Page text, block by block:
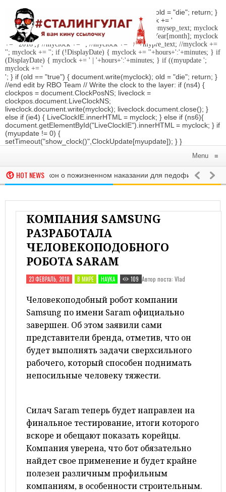
'; } if (old == "true") { document.write(myclock); old = "die"; return; }
//Date-Time if (StyleDate) { myclock = ''; myclock += '
'; if (DisplayDate) { myclock += ' '; //myclock += ' '+mysep_text; myclock
+= DaysOfWeek[day]+', '+mday+mn+' '+MonthsOfYear[month]; myclock
+= ' 2018';} //myclock += '
'; //myclock += ' / '+mypre_text; //myclock +=
''; myclock += ''; if (!DisplayDate) { myclock += ''+hours+':'+minutes; } if
(DisplayDate) { myclock += ' | '+hours+':'+minutes; } if ((myupdate ';
myclock += '
'; } if (old == "true") { document.write(myclock); old = "die"; return; }
//end edit by RBO Team // Write the clock to the layer: if (ns4) {
clockpos = document.ClockPosNS; liveclock =
clockpos.document.LiveClockNS;
liveclock.document.write(myclock); liveclock.document.close(); }
else if (ie4) { LiveClockIE.innerHTML = myclock; } else if (ns6){
document.getElementById("LiveClockIE").innerHTML = myclock; } if
(myupdate != 0) {
setTimeout("show_clock()",ClockUpdate[myupdate]); } }
Menu ≡
HOT NEWSзакон о пожизненном наказании для педофилов
РОССИЯ
КОМПАНИЯ SAMSUNG
РАЗРАБОТАЛА
ЧЕЛОВЕКОПОДОБНОГО
РОБОТА SARAM
23 ФЕВРАЛЬ, 2018 В МИРЕ НАУКА 109 Автор поста: Vlad
Человекоподобный робот компании
Samsung по имени Saram официально
завершен. Об этом заявили сами
представители бренда, отметив, что он
будет выполнять задачи сверхсильного
рабочего, который способен поднимать
непосильные человеку тяжести.
Силач Saram теперь будет направлен на
финальное тестирование, итоги которого
вскоре и обещают показать корейцы.
Компания уверена, что бот обязательно
найдет свое применение и будет крайне
полезен различным профильным
компаниям, в особенности строительным.